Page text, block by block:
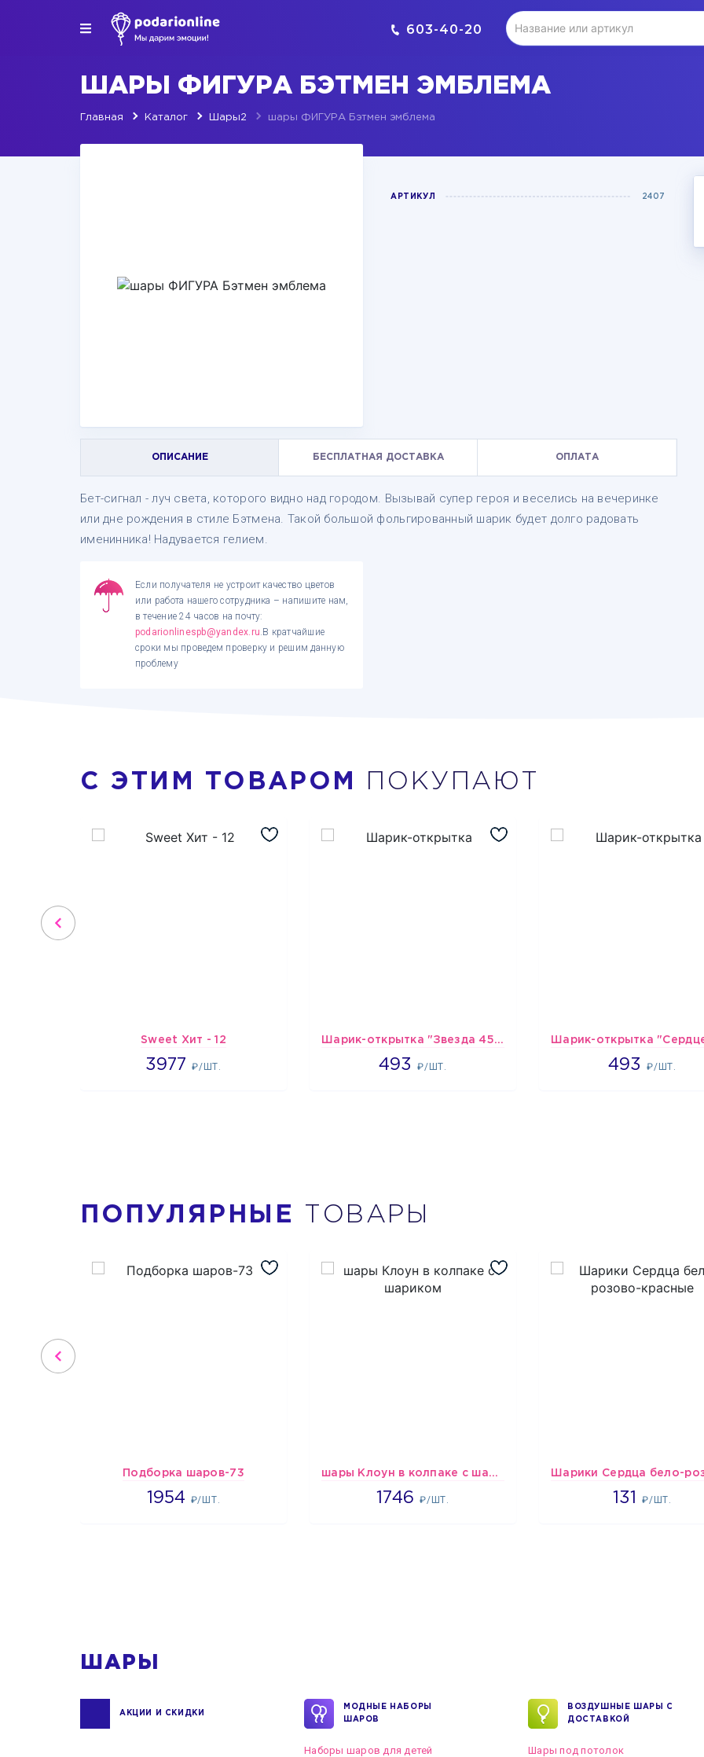
603-40-20
ШАРЫ ФИГУРА БЭТМЕН ЭМБЛЕМА
Главная Каталог Шары2 шары ФИГУРА Бэтмен эмблема
АРТИКУЛ 2407
ОПИСАНИЕ БЕСПЛАТНАЯ ДОСТАВКА ОПЛАТА
Бет-сигнал - луч света, которого видно над городом. Вызывай супер героя и веселись на вечеринке
или дне рождения в стиле Бэтмена. Такой большой фольгированный шарик будет долго радовать
именинника! Надувается гелием.
Если получателя не устроит качество цветов
или работа нашего сотрудника – напишите нам,
в течение 24 часов на почту:
podarionlinespb@yandex.ru.В кратчайшие
сроки мы проведем проверку и решим данную
проблему
С ЭТИМ ТОВАРОМ ПОКУПАЮТ
Sweet Хит - 12
3977₽/ШТ.
3977 Шарик-открытка "Звезда 45 см" №1
493₽/ШТ.
493
493₽/ШТ.
493
ПОПУЛЯРНЫЕ ТОВАРЫ
Подборка шаров-73
1954 ₽/ШТ.
1954 шары Клоун в колпаке с шариком
1746₽/ШТ.
1746
131₽/ШТ.
2660
ШАРЫ
АКЦИИ И СКИДКИ
МОДНЫЕ НАБОРЫ
ШАРОВ
Наборы шаров для детей
ВОЗДУШНЫЕ ШАРЫ С
ДОСТАВКОЙ
Шары под потолок